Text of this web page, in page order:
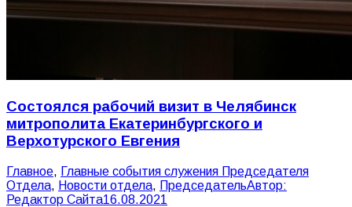
Состоялся рабочий визит в Челябинск
митрополита Екатеринбургского и
Верхотурского Евгения
Главное, Главные события служения Председателя
Отдела, Новости отдела, ПредседательАвтор:
Редактор Сайта16.08.2021